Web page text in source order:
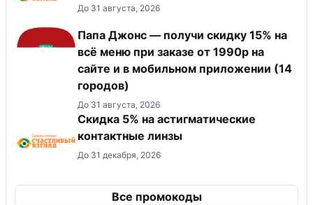
До 31 августа, 2026
Папа Джонс — получи скидку 15% на
всё меню при заказе от 1990р на
сайте и в мобильном приложении (14
городов)
До 31 августа, 2026
Скидка 5% на астигматические
контактные линзы
До 31 декабря, 2026
Все промокоды